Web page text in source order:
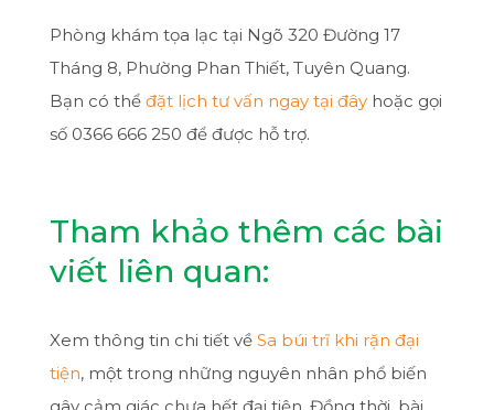
Phòng khám tọa lạc tại Ngõ 320 Đường 17
Tháng 8, Phường Phan Thiết, Tuyên Quang.
Bạn có thể đặt lịch tư vấn ngay tại đâyhoặc gọi
số 0366 666 250 để được hỗ trợ.
Tham khảo thêm các bài
viết liên quan:
Xem thông tin chi tiết về Sa búi trĩ khi rặn đại
tiện, một trong những nguyên nhân phổ biến